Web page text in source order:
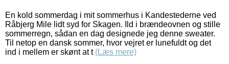
En kold sommerdag i mit sommerhus i Kandestederne ved
Råbjerg Mile lidt syd for Skagen. Ild i brændeovnen og stille
sommerregn, sådan en dag designede jeg denne sweater.
Til netop en dansk sommer, hvor vejret er lunefuldt og det
ind i mellem er skønt at t (Læs mere)